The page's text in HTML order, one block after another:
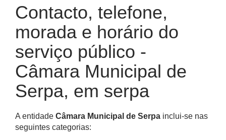
Contacto, telefone,
morada e horário do
serviço público -
Câmara Municipal de
Serpa, em serpa
A entidade Câmara Municipal de Serpa inclui-se nas
seguintes categorias: